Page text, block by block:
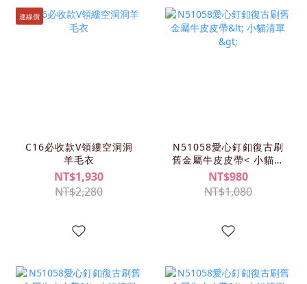
連線價
C16必收款V領縷空洞洞
羊毛衣
NT$1,930
NT$2,280
N51058愛心釘釦復古刷
舊金屬牛皮皮帶< 小貓清
單>
NT$980
NT$1,080